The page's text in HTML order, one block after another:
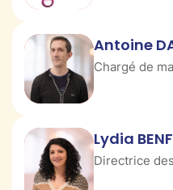
Antoine
Chargé de
Lydia
Directrice